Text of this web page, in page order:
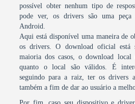
possível obter nenhum tipo de
pode ver, os drivers são uma peça
Android.
Aqui está disponível uma maneira de
os drivers. O download oficial está
maioria dos casos, o download
quanto o local são válidos. É
seguindo para a raiz, ter os drivers
também a fim de dar ao usuário a